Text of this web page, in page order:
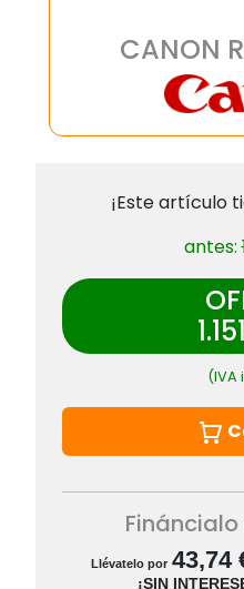
CANON
¡Este artículo
antes:
(IVA
Llévatelo por 43,74
¡SIN